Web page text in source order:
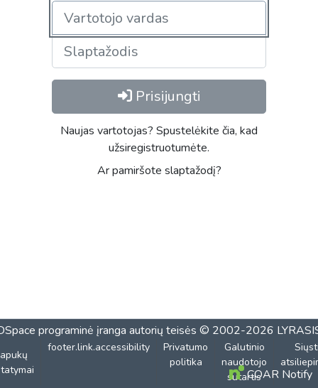
Prisijungti
Naujas vartotojas? Spustelėkite čia, kad
užsiregistruotumėte.
Ar pamiršote slaptažodį?
programinė įranga autorių teisės © 2002-2026
footer.link.accessibility
Privatumo
politika
Galutinio
naudotojo
sutartisCOAR Notify